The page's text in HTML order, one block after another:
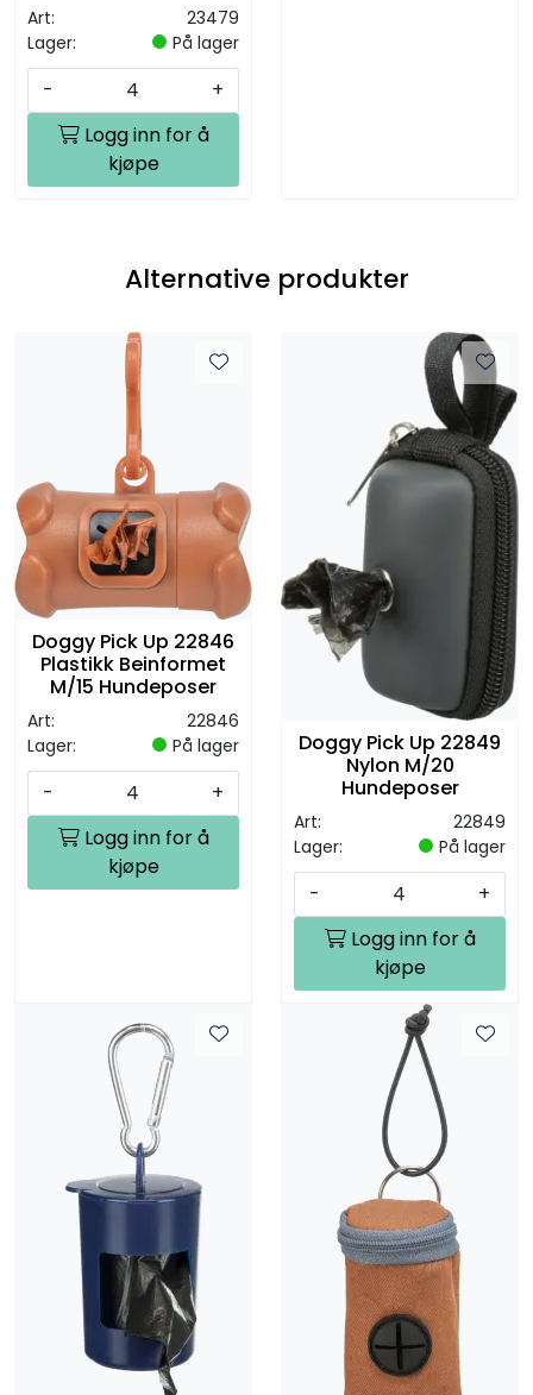
Art:
23479
Lager:
På lager
-
+
Logg inn for å
kjøpe
Alternative produkter
Doggy Pick Up 22846
Plastikk Beinformet
M/15 Hundeposer
Art:
22846
Lager:
På lager
-
+
Logg inn for å
kjøpe
Doggy Pick Up 22849
Nylon M/20
Hundeposer
Art:
22849
Lager:
På lager
-
+
Logg inn for å
kjøpe